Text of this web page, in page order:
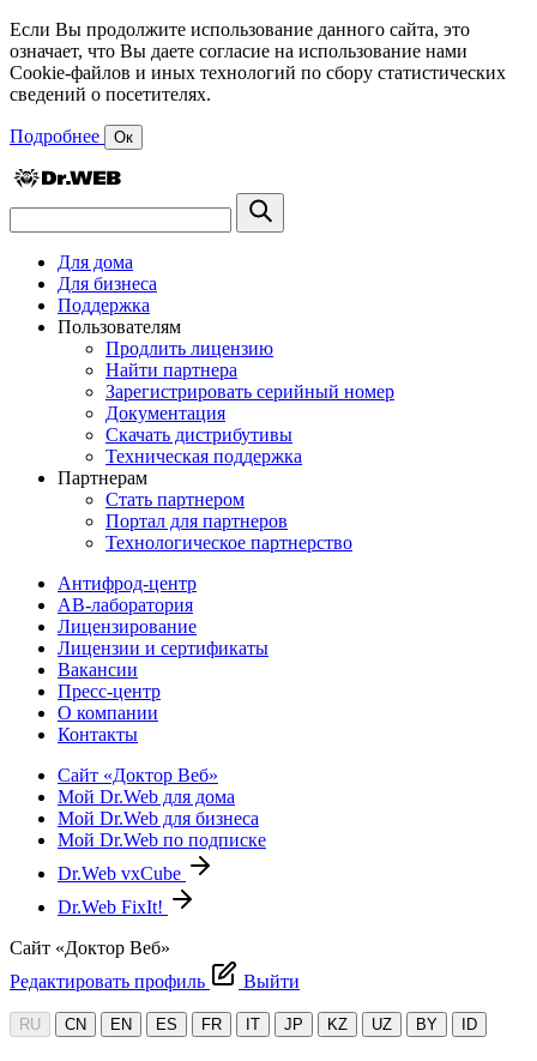
Если Вы продолжите использование данного сайта, это
означает, что Вы даете согласие на использование нами
Cookie-файлов и иных технологий по сбору статистических
сведений о посетителях.
Подробнее Ок
Для дома
Для бизнеса
Поддержка
Пользователям
Продлить лицензию
Найти партнера
Зарегистрировать серийный номер
Документация
Скачать дистрибутивы
Техническая поддержка
Партнерам
Стать партнером
Портал для партнеров
Технологическое партнерство
Антифрод-центр
АВ-лаборатория
Лицензирование
Лицензии и сертификаты
Вакансии
Пресс-центр
О компании
Контакты
Сайт «Доктор Веб»
Мой Dr.Web для дома
Мой Dr.Web для бизнеса
Мой Dr.Web по подписке
Dr.Web vxCube
Dr.Web FixIt!
Сайт «Доктор Веб»
Редактировать профиль
Выйти
RU CN EN ES FR IT JP KZ UZ BY ID